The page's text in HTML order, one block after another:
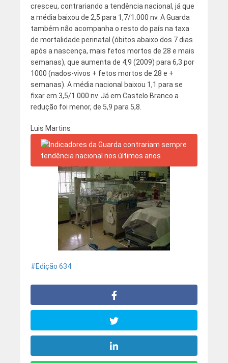
cresceu, contrariando a tendência nacional, já que
a média baixou de 2,5 para 1,7/1.000 nv. A Guarda
também não acompanha o resto do país na taxa
de mortalidade perinatal (óbitos abaixo dos 7 dias
após a nascença, mais fetos mortos de 28 e mais
semanas), que aumenta de 4,9 (2009) para 6,3 por
1000 (nados-vivos + fetos mortos de 28 e +
semanas). A média nacional baixou 1,1 para se
fixar em 3,5/1.000 nv. Já em Castelo Branco a
redução foi menor, de 5,9 para 5,8.
Luis Martins
Edição 634